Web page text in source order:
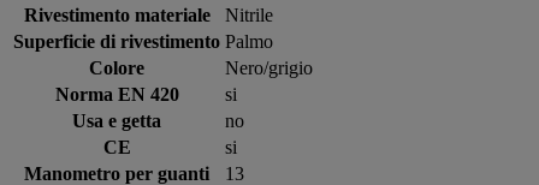
Rivestimento materiale
Nitrile
Superficie di rivestimento Palmo
Colore
Nero/grigio
Norma EN 420
si
Usa e getta
no
CE
si
Manometro per guanti
13